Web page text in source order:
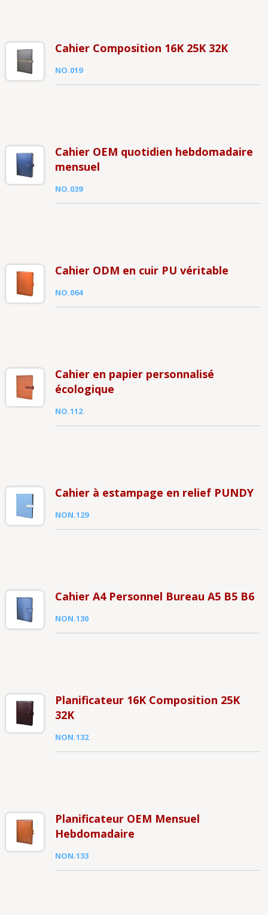
Cahier Composition 16K 25K 32K
NO.019
Cahier OEM quotidien hebdomadaire
mensuel
NO.039
Cahier ODM en cuir PU véritable
NO.064
Cahier en papier personnalisé
écologique
NO.112
Cahier à estampage en relief PUNDY
NON.129
Cahier A4 Personnel Bureau A5 B5 B6
NON.130
Planificateur 16K Composition 25K
32K
NON.132
Planificateur OEM Mensuel
Hebdomadaire
NON.133